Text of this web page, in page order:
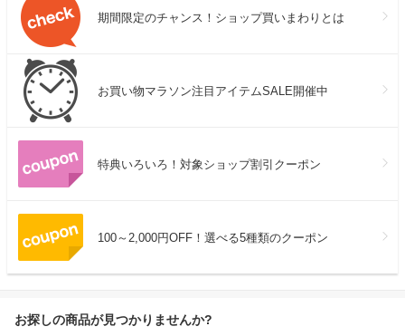
期間限定のチャンス！ショップ買いまわりとは
お買い物マラソン注目アイテムSALE開催中
特典いろいろ！対象ショップ割引クーポン
100～2,000円OFF！選べる5種類のクーポン
お探しの商品が見つかりませんか?